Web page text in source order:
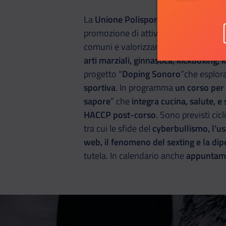
LaUnione Polisportiva Tavarnelle
promozione di attività sportive ed
comuni e valorizzare l’uso collettivo
arti marziali, ginnastica, kickboxing,
progetto “Doping Sonoro”che
sportiva. In programmaun corso
sapore” che integra cucina, salute,
HACCP post-corso. Sono previsti
tra cui le sfide del cyberbullismo,
web, il fenomeno del sexting e la
tutela. In calendario anche